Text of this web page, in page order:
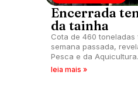
Encerrada
da tainha
Cota de 460 toneladas
semana passada,
Pesca e da Aquicultura.
leia mais »